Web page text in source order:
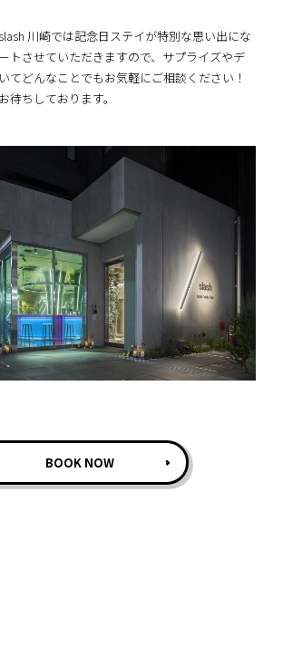
川崎では記念日ステイが特別な思い出にな
トさせていただきますので、サプライズやデ
てどんなことでもお気軽にご相談ください！
待ちしております。
BOOK NOW